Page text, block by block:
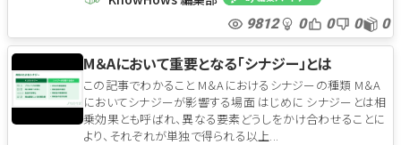
9812 0 0 0 0
M＆Aにおいて重要となる「シナジー」とは
この記事でわかること M＆Aにおけるシナジーの種類 M＆A
においてシナジーが影響する場面 はじめに シナジーとは相
乗効果とも呼ばれ、異なる要素どうしをかけ合わせることに
より、それぞれが単独で得られる以上...